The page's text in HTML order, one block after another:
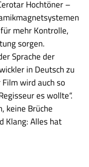
Hochtöner –
mehr Kontrolle,
sorgen.
Sprache der
in Deutsch zu
wird auch so
es wollte“.
keine Brüche
Klang: Alles hat